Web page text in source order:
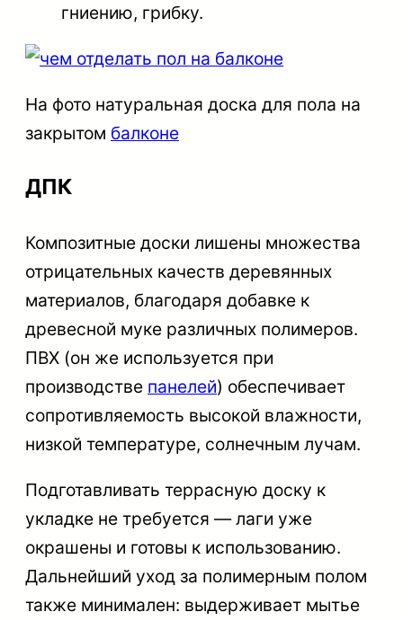
гниению, грибку.
На фото натуральная доска для пола на
закрытом балконе
ДПК
Композитные доски лишены множества
отрицательных качеств деревянных
материалов, благодаря добавке к
древесной муке различных полимеров.
ПВХ (он же используется при
производстве панелей) обеспечивает
сопротивляемость высокой влажности,
низкой температуре, солнечным лучам.
Подготавливать террасную доску к
укладке не требуется — лаги уже
окрашены и готовы к использованию.
Дальнейший уход за полимерным полом
также минимален: выдерживает мытье